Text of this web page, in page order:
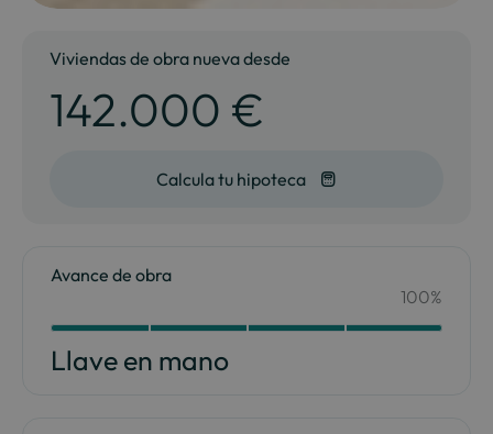
Viviendas de obra nueva desde
142.000 €
Calcula tu hipoteca
Avance de obra
100%
Your Content Goes Here
Llave en mano